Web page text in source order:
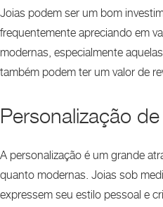
Joias podem ser um bom
frequentemente apreciando em
modernas, especialmente
também podem ter um valor de
Personalização
A personalização é um grande
quanto modernas. Joias sob
expressem seu estilo pessoal e